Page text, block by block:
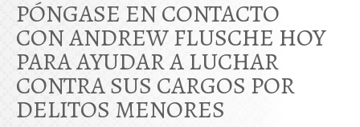
PÓNGASE EN CONTACTO
CON ANDREW FLUSCHE HOY
PARA AYUDAR A LUCHAR
CONTRA SUS CARGOS POR
DELITOS MENORES